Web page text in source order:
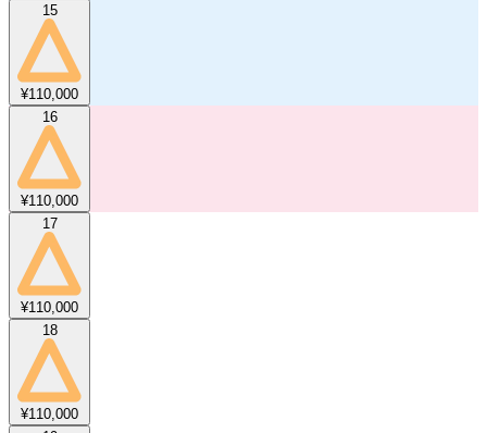
15
¥110,000
16
¥110,000
17
¥110,000
18
¥110,000